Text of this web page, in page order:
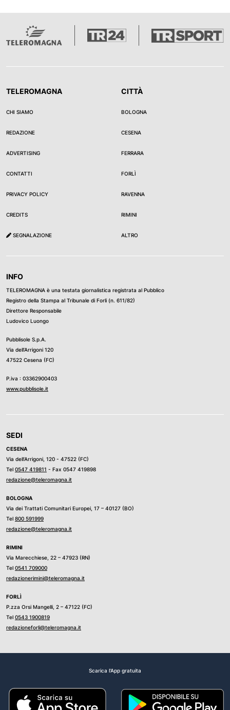
TELEROMAGNA
CHI SIAMO
REDAZIONE
ADVERTISING
CONTATTI
PRIVACY POLICY
CREDITS
SEGNALAZIONE
CITTÀ
BOLOGNA
CESENA
FERRARA
FORLÌ
RAVENNA
RIMINI
ALTRO
INFO
TELEROMAGNA è una testata giornalistica registrata al Pubblico
Registro della Stampa al Tribunale di Forli (n. 611/82)
Direttore Responsabile
Ludovico Luongo
Pubblisole S.p.A.
Via dell’Arrigoni 120
47522 Cesena (FC)
P.iva : 03362900403
www.pubblisole.it
SEDI
CESENA
Via dell’Arrigoni, 120 - 47522 (FC)
Tel 0547 419811 - Fax 0547 419898
redazione@teleromagna.it
BOLOGNA
Via dei Trattati Comunitari Europei, 17 – 40127 (BO)
Tel 800 591999
redazione@teleromagna.it
RIMINI
Via Marecchiese, 22 – 47923 (RN)
Tel 0541 709000
redazionerimini@teleromagna.it
FORLÌ
P.zza Orsi Mangelli, 2 – 47122 (FC)
Tel 0543 1900819
redazioneforli@teleromagna.it
Scarica l'App gratuita